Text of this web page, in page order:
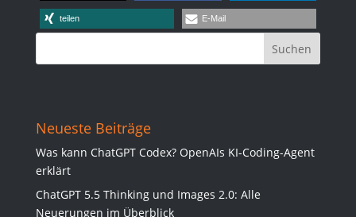
teilen E-Mail
Neueste Beiträge
Was kann ChatGPT Codex? OpenAIs KI-Coding-Agent
erklärt
ChatGPT 5.5 Thinking und Images 2.0: Alle
Neuerungen im Überblick